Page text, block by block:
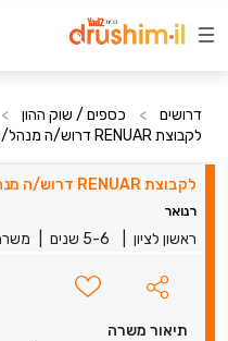
דרושים > כספים / שוק ההון >
לקבוצת RENUAR דרוש/ה מנהל/ת חשבונות
לקבוצת RENUAR דרוש/ה מנהל/ת חשבונות
רנואר
ראשון לציון 5-6 שנים
תיאור משרה